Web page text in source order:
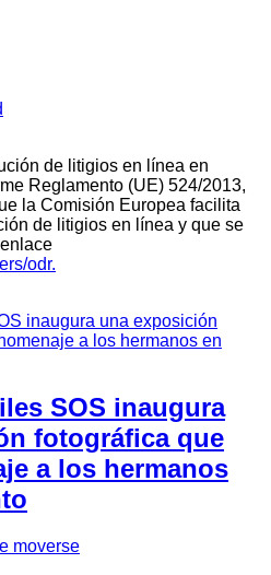
de litigios en línea en
Reglamento (UE) 524/2013,
la Comisión Europea facilita
de litigios en línea y que se
odr.
SOS inaugura
fotográfica que
a los hermanos